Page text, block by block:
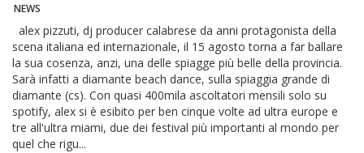
NEWS
alex pizzuti, dj producer calabrese da anni protagonista della
scena italiana ed internazionale, il 15 agosto torna a far ballare
la sua cosenza, anzi, una delle spiagge più belle della provincia.
Sarà infatti a diamante beach dance, sulla spiaggia grande di
diamante (cs). Con quasi 400mila ascoltatori mensili solo su
spotify, alex si è esibito per ben cinque volte ad ultra europe e
tre all'ultra miami, due dei festival più importanti al mondo per
quel che rigu...